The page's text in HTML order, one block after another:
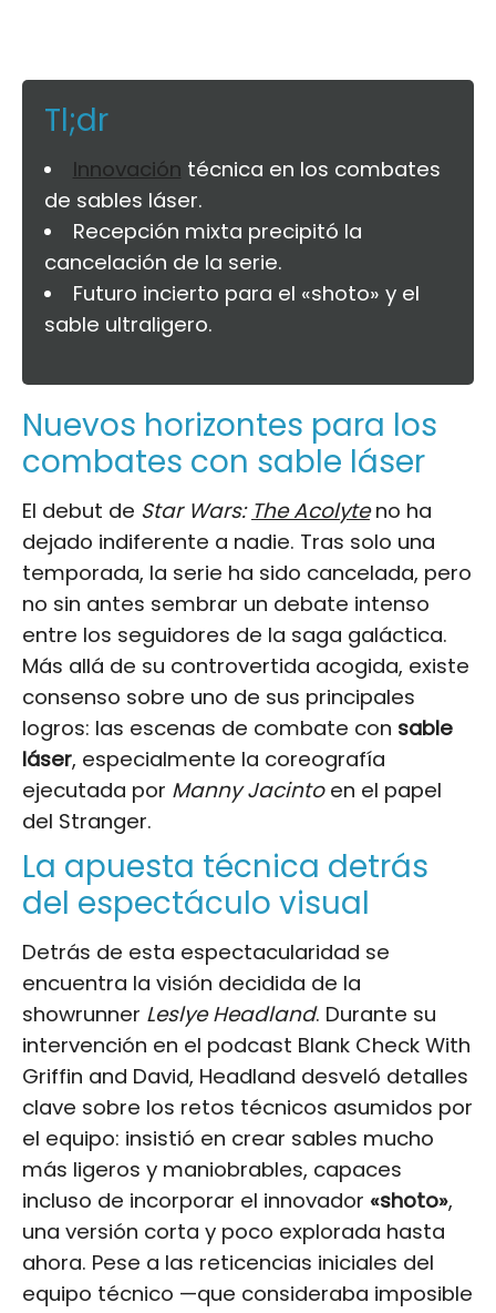
Tl;dr
Innovación técnica en los combates
de sables láser.
Recepción mixta precipitó la
cancelación de la serie.
Futuro incierto para el «shoto» y el
sable ultraligero.
Nuevos horizontes para los
combates con sable láser
El debut de Star Wars: The Acolyteno ha
dejado indiferente a nadie. Tras solo una
temporada, la serie ha sido cancelada, pero
no sin antes sembrar un debate intenso
entre los seguidores de la saga galáctica.
Más allá de su controvertida acogida, existe
consenso sobre uno de sus principales
logros: las escenas de combate con sable
láser, especialmente la coreografía
ejecutada por Manny Jacintoen el papel
del Stranger.
La apuesta técnica detrás
del espectáculo visual
Detrás de esta espectacularidad se
encuentra la visión decidida de la
showrunner Leslye Headland. Durante su
intervención en el podcast Blank Check With
Griffin and David, Headland desveló detalles
clave sobre los retos técnicos asumidos por
el equipo: insistió en crear sables mucho
más ligeros y maniobrables, capaces
incluso de incorporar el innovador «shoto»,
una versión corta y poco explorada hasta
ahora. Pese a las reticencias iniciales del
equipo técnico —que consideraba imposible